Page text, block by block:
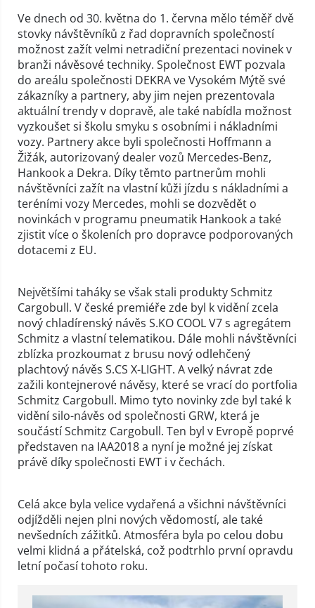
Ve dnech od 30. května do 1. června mělo téměř dvě
stovky návštěvníků z řad dopravních společností
možnost zažít velmi netradiční prezentaci novinek v
branži návěsové techniky. Společnost EWT pozvala
do areálu společnosti DEKRA ve Vysokém Mýtě své
zákazníky a partnery, aby jim nejen prezentovala
aktuální trendy v dopravě, ale také nabídla možnost
vyzkoušet si školu smyku s osobními i nákladními
vozy. Partnery akce byli společnosti Hoffmann a
Žižák, autorizovaný dealer vozů Mercedes-Benz,
Hankook a Dekra. Díky těmto partnerům mohli
návštěvníci zažít na vlastní kůži jízdu s nákladními a
teréními vozy Mercedes, mohli se dozvědět o
novinkách v programu pneumatik Hankook a také
zjistit více o školeních pro dopravce podporovaných
dotacemi z EU.
Největšími taháky se však stali produkty Schmitz
Cargobull. V české premiéře zde byl k vidění zcela
nový chladírenský návěs S.KO COOL V7 s agregátem
Schmitz a vlastní telematikou. Dále mohli návštěvníci
zblízka prozkoumat z brusu nový odlehčený
plachtový návěs S.CS X-LIGHT. A velký návrat zde
zažili kontejnerové návěsy, které se vrací do portfolia
Schmitz Cargobull. Mimo tyto novinky zde byl také k
vidění silo-návěs od společnosti GRW, která je
součástí Schmitz Cargobull. Ten byl v Evropě poprvé
představen na IAA2018 a nyní je možné jej získat
právě díky společnosti EWT i v čechách.
Celá akce byla velice vydařená a všichni návštěvníci
odjížděli nejen plni nových vědomostí, ale také
nevšedních zážitků. Atmosféra byla po celou dobu
velmi klidná a přátelská, což podtrhlo první opravdu
letní počasí tohoto roku.